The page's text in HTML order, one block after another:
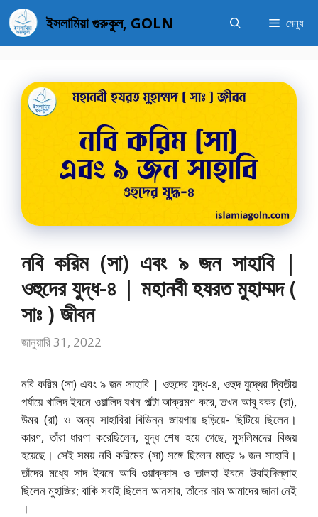
এড়িেয়
লেখায়
যান
ইসলামিয়া গুরুকুল, GOLN মেন্যু
নবি করিম (সা) এবং ৯ জন সাহাবি |
ওহুদের যুদ্ধ-৪ | মহানবী হযরত মুহাম্মদ (
সাঃ ) জীবন
জানুয়ারি 31, 2022
নবি করিম (সা) এবং ৯ জন সাহাবি | ওহুদের যুদ্ধ-৪, ওহুদ যুদ্ধের দ্বিতীয়
পর্যায়ে খালিদ ইবনে ওয়ালিদ যখন পাল্টা আক্রমণ করে, তখন আবু বকর (রা),
উমর (রা) ও অন্য সাহাবিরা বিভিন্ন জায়গায় ছড়িয়ে- ছিটিয়ে ছিলেন।
কারণ, তাঁরা ধারণা করেছিলেন, যুদ্ধ শেষ হয়ে গেছে, মুসলিমদের বিজয়
হয়েছে। সেই সময় নবি করিমের (সা) সঙ্গে ছিলেন মাত্র ৯ জন সাহাবি।
তাঁদের মধ্যে সাদ ইবনে আবি ওয়াক্কাস ও তালহা ইবনে উবাইদিল্লাহ
ছিলেন মুহাজির; বাকি সবাই ছিলেন আনসার, তাঁদের নাম আমাদের জানা নেই
।